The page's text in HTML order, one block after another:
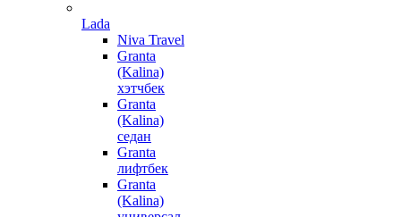
Lada
Niva Travel
Granta
(Kalina)
хэтчбек
Granta
(Kalina)
седан
Granta
лифтбек
Granta
(Kalina)